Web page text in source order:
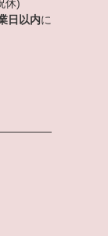
休)
日以内に